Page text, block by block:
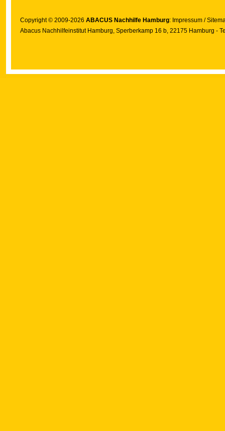
Copyright © 2009-2026 ABACUS Nachhilfe Hamburg: Impressum /
Abacus Nachhilfeinstitut Hamburg, Sperberkamp 16 b, 22175 Hamburg -